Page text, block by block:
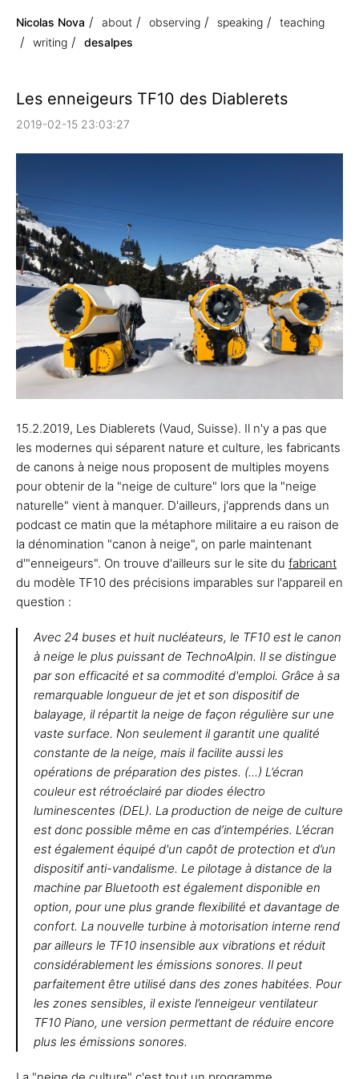
Nicolas Nova about observing speaking
teaching
writing
desalpes
Les enneigeurs TF10 des Diablerets
2019-02-15 23:03:27
15.2.2019, Les Diablerets (Vaud, Suisse). Il n'y a pas que
les modernes qui séparent nature et culture, les fabricants
de canons à neige nous proposent de multiples moyens
pour obtenir de la "neige de culture" lors que la "neige
naturelle" vient à manquer. D'ailleurs, j'apprends dans un
podcast ce matin que la métaphore militaire a eu raison de
la dénomination "canon à neige", on parle maintenant
d'"enneigeurs". On trouve d'ailleurs sur le site du fabricant
du modèle TF10 des précisions imparables sur l'appareil en
question :
Avec 24 buses et huit nucléateurs, le TF10 est le canon
à neige le plus puissant de TechnoAlpin. Il se distingue
par son efficacité et sa commodité d'emploi. Grâce à sa
remarquable longueur de jet et son dispositif de
balayage, il répartit la neige de façon régulière sur une
vaste surface. Non seulement il garantit une qualité
constante de la neige, mais il facilite aussi les
opérations de préparation des pistes. (...) L’écran
couleur est rétroéclairé par diodes électro
luminescentes (DEL). La production de neige de culture
est donc possible même en cas d’intempéries. L’écran
est également équipé d'un capôt de protection et d’un
dispositif anti-vandalisme. Le pilotage à distance de la
machine par Bluetooth est également disponible en
option, pour une plus grande flexibilité et davantage de
confort. La nouvelle turbine à motorisation interne rend
par ailleurs le TF10 insensible aux vibrations et réduit
considérablement les émissions sonores. Il peut
parfaitement être utilisé dans des zones habitées. Pour
les zones sensibles, il existe l’enneigeur ventilateur
TF10 Piano, une version permettant de réduire encore
plus les émissions sonores.